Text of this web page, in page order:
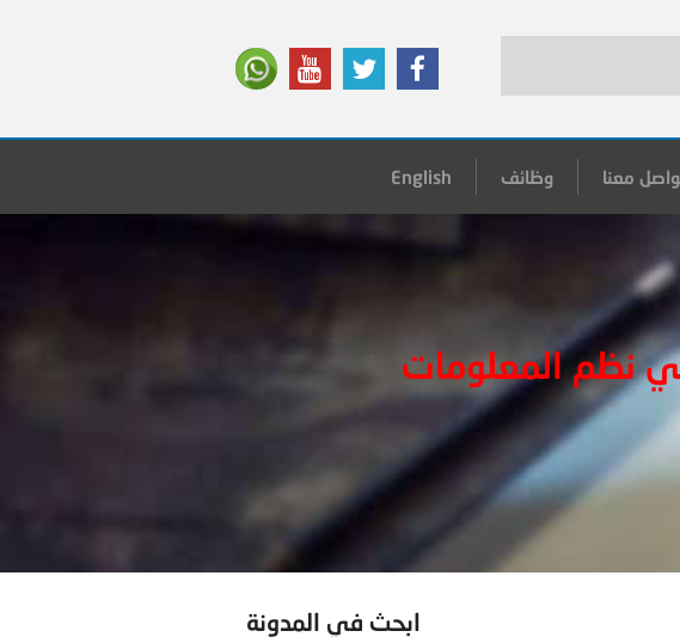
معنا وظائف English
نظم المعلومات
ابحث في المدونة